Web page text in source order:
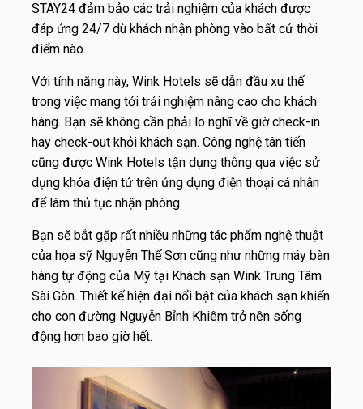
STAY24 đảm bảo các trải nghiệm của khách được
đáp ứng 24/7 dù khách nhận phòng vào bất cứ thời
điểm nào.
Với tính năng này, Wink Hotels sẽ dẫn đầu xu thế
trong việc mang tới trải nghiệm nâng cao cho khách
hàng. Bạn sẽ không cần phải lo nghĩ về giờ check-in
hay check-out khỏi khách sạn. Công nghệ tân tiến
cũng được Wink Hotels tận dụng thông qua việc sử
dụng khóa điện tử trên ứng dụng điện thoại cá nhân
để làm thủ tục nhận phòng.
Bạn sẽ bắt gặp rất nhiều những tác phẩm nghệ thuật
của họa sỹ Nguyễn Thế Sơn cũng như những máy bàn
hàng tự động của Mỹ tại Khách sạn Wink Trung Tâm
Sài Gòn. Thiết kế hiện đại nổi bật của khách sạn khiến
cho con đường Nguyễn Bỉnh Khiêm trở nên sống
động hơn bao giờ hết.